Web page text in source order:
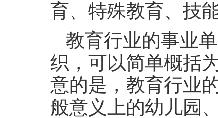
育、特殊教育、技
教育行业的事业
织，可以简单概括
意的是，教育行业
般意义上的幼儿园